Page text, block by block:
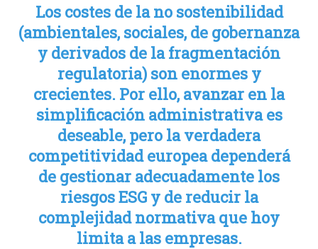
Los costes de la no sostenibilidad
(ambientales, sociales, de gobernanza
y derivados de la fragmentación
regulatoria) son enormes y
crecientes. Por ello, avanzar en la
simplificación administrativa es
deseable, pero la verdadera
competitividad europea dependerá
de gestionar adecuadamente los
riesgos ESG y de reducir la
complejidad normativa que hoy
limita a las empresas.